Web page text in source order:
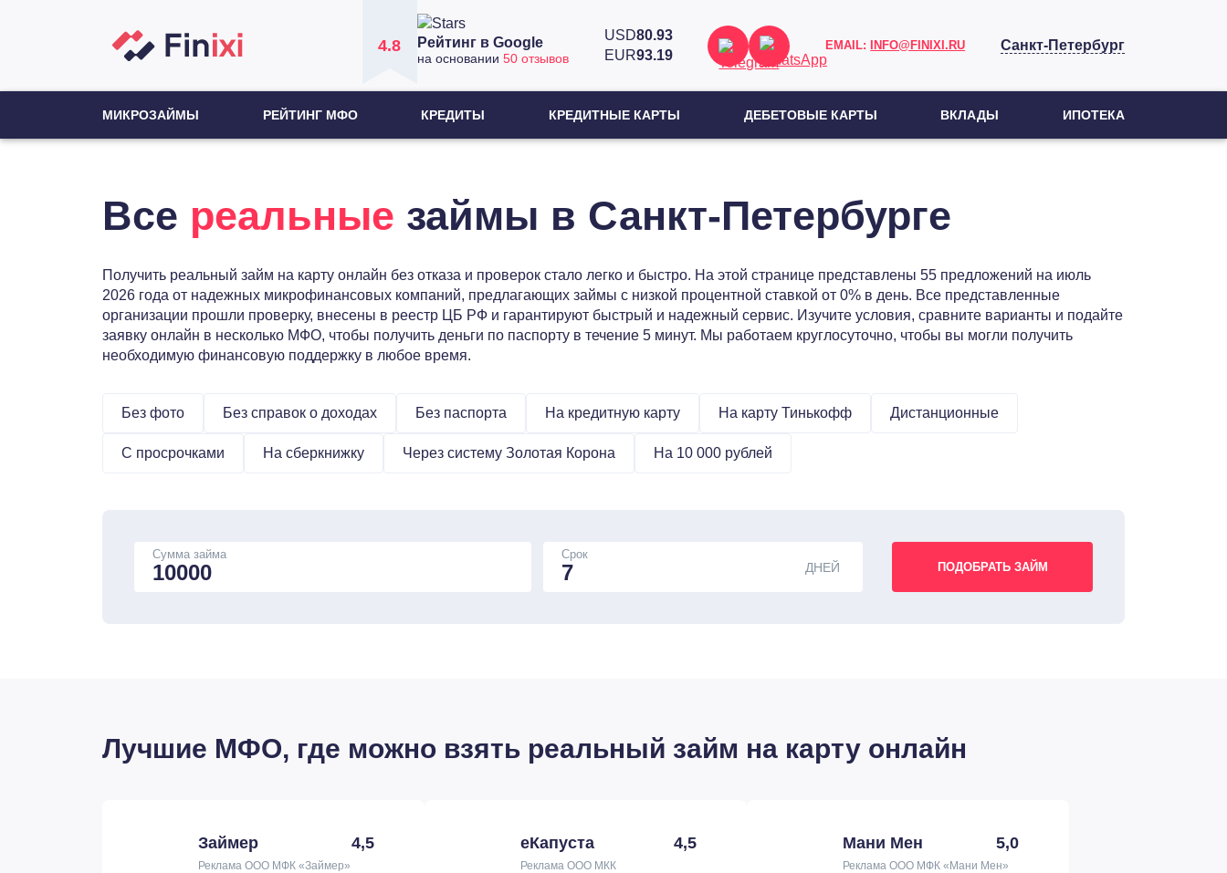
4.8 Рейтинг в Google
на основании 50 отзывов
USD80.93
EUR93.19
EMAIL: INFO@FINIXI.RU Санкт-Петербург
МИКРОЗАЙМЫ РЕЙТИНГ МФО КРЕДИТЫ КРЕДИТНЫЕ КАРТЫ ДЕБЕТОВЫЕ КАРТЫ ВКЛАДЫ ИПОТЕКА
Все реальные займы в Санкт-Петербурге
Получить реальный займ на карту онлайн без отказа и проверок стало легко и быстро. На этой странице представлены 55 предложений на июль
2026 года от надежных микрофинансовых компаний, предлагающих займы с низкой процентной ставкой от 0% в день. Все представленные
организации прошли проверку, внесены в реестр ЦБ РФ и гарантируют быстрый и надежный сервис. Изучите условия, сравните варианты и подайте
заявку онлайн в несколько МФО, чтобы получить деньги по паспорту в течение 5 минут. Мы работаем круглосуточно, чтобы вы могли получить
необходимую финансовую поддержку в любое время.
Без фото Без справок о доходах Без паспорта На кредитную карту На карту Тинькофф Дистанционные
С просрочками На сберкнижку Через систему Золотая Корона На 10 000 рублей
Сумма займа
Срок
ДНЕЙ
Лучшие МФО, где можно взять реальный займ на карту онлайн
Займер 4,5
Реклама ООО МФК «Займер»
еКапуста 4,5
Реклама ООО МКК
Мани Мен 5,0
Реклама ООО МФК «Мани Мен»